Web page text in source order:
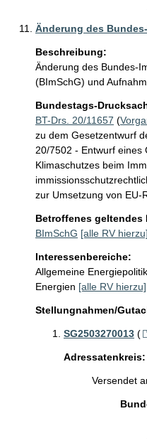
Änderung des
Beschreibung:
Änderung des Bundes-
(BImSchG) und
Bundestags-
BT-Drs. 20/11657 (
zu dem Gesetzentwurf
20/7502 - Entwurf eines
Klimaschutzes beim
zur Umsetzung von EU-
Betroffenes geltendes
BImSchG [alle RV hierzu]
Interessenbereiche:
Allgemeine Energiepolitik
Energien [alle RV hierzu]
Stellungnahmen/
SG2503270013 (
Adressatenkreis:
Versendet